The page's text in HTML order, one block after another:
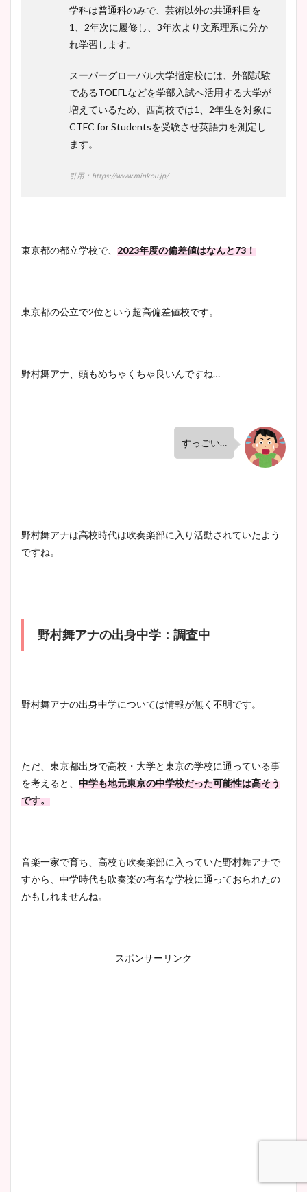
学科は普通科のみで、芸術以外の共通科目を
1、2年次に履修し、3年次より文系理系に分か
れ学習します。
スーパーグローバル大学指定校には、外部試験
であるTOEFLなどを学部入試へ活用する大学が
増えているため、西高校では1、2年生を対象に
CTFC for Studentsを受験させ英語力を測定し
ます。
引用：https://www.minkou.jp/
東京都の都立学校で、 2023年度の偏差値はなんと73！
東京都の公立で2位という超高偏差値校です。
野村舞アナ、頭もめちゃくちゃ良いんですね…
すっごい…
野村舞アナは高校時代は吹奏楽部に入り活動されていたよう
ですね。
野村舞アナの出身中学：調査中
野村舞アナの出身中学については情報が無く不明です。
ただ、東京都出身で高校・大学と東京の学校に通っている事
を考えると、 中学も地元東京の中学校だった可能性は高そう
です。
音楽一家で育ち、高校も吹奏楽部に入っていた野村舞アナで
すから、中学時代も吹奏楽の有名な学校に通っておられたの
かもしれませんね。
スポンサーリンク